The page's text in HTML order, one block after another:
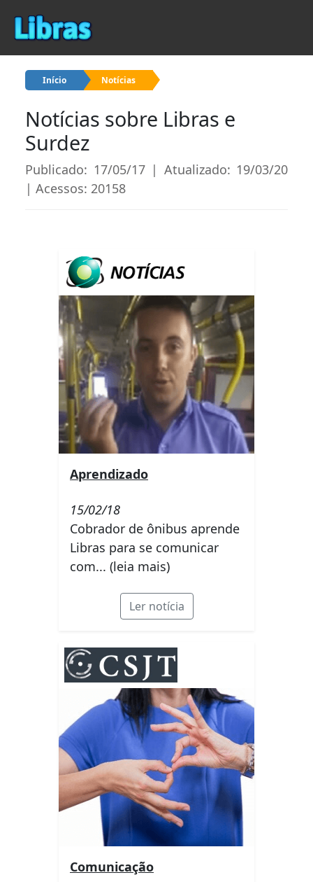
Início Notícias
Notícias sobre Libras e
Surdez
Publicado: 17/05/17 | Atualizado: 19/03/20
| Acessos: 20158
Aprendizado
15/02/18
Cobrador de ônibus aprende
Libras para se comunicar
com... (leia mais)
Ler notícia
Comunicação